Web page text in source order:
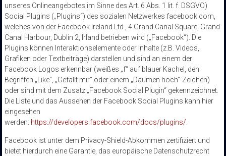
unseres Onlineangebotes im Sinne des Art. 6 Abs. 1 lit. f. DSGVO)
Social Plugins („Plugins“) des sozialen Netzwerkes facebook.com,
welches von der Facebook Ireland Ltd., 4 Grand Canal Square, Grand
Canal Harbour, Dublin 2, Irland betrieben wird („Facebook“). Die
Plugins können Interaktionselemente oder Inhalte (z.B. Videos,
Grafiken oder Textbeiträge) darstellen und sind an einem der
Facebook Logos erkennbar (weißes „f“ auf blauer Kachel, den
Begriffen „Like“, „Gefällt mir“ oder einem „Daumen hoch“-Zeichen)
oder sind mit dem Zusatz „Facebook Social Plugin“ gekennzeichnet.
Die Liste und das Aussehen der Facebook Social Plugins kann hier
eingesehen
werden: https://developers.facebook.com/docs/plugins/
Facebook ist unter dem Privacy-Shield-Abkommen zertifiziert und
bietet hierdurch eine Garantie, das europäische Datenschutzrecht